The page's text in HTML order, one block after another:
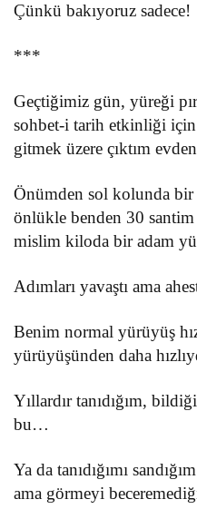
Çünkü bakıyoruz sadece!
***
Geçtiğimiz gün, yüreği
sohbet-i tarih etkinliği için
gitmek üzere çıktım
Önümden sol kolunda
önlükle benden 30
mislim kiloda bir adam
Adımları yavaştı ama
Benim normal yürüyüş
yürüyüşünden daha
Yıllardır tanıdığım,
bu…
Ya da tanıdığımı
ama görmeyi